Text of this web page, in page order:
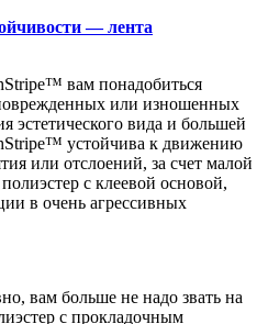
— лента
вам понадобиться
или изношенных
эстетического вида и большей
устойчива к движению
или отслоений, за счет малой
с клеевой основой,
в очень агрессивных
вам больше не надо звать на
с прокладочным